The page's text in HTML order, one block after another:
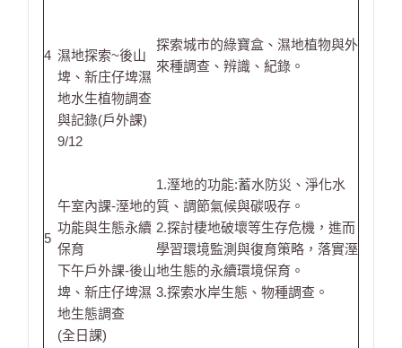
4 濕地探索~後山
埤、新庄仔埤濕
地水生植物調查
與記錄(戶外課)
探索城市的綠寶盒、濕地植物與外
來種調查、辨識、紀錄。
5
9/12
午室內課-溼地的
功能與生態永續
保育
下午戶外課-後山
埤、新庄仔埤濕
地生態調查
(全日課)
1.溼地的功能:蓄水防災、淨化水
質、調節氣候與碳吸存。
2.探討棲地破壞等生存危機，進而
學習環境監測與復育策略，落實溼
地生態的永續環境保育。
3.探索水岸生態、物種調查。